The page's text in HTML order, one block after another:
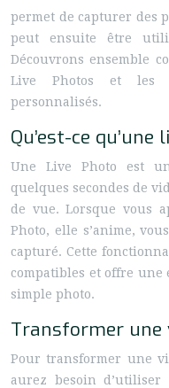
permet de capturer des
peut ensuite être
Découvrons ensemble
Live Photos et les
personnalisés.
Qu’est-ce qu’une
Une Live Photo est
quelques secondes de
de vue. Lorsque vous
Photo, elle s’anime,
capturé. Cette
compatibles et offre une
simple photo.
Transformer une
Pour transformer une
aurez besoin